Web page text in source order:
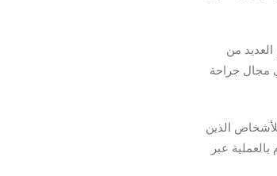
لذا خاض العديد من
مجال جراحة
الذين
عبر